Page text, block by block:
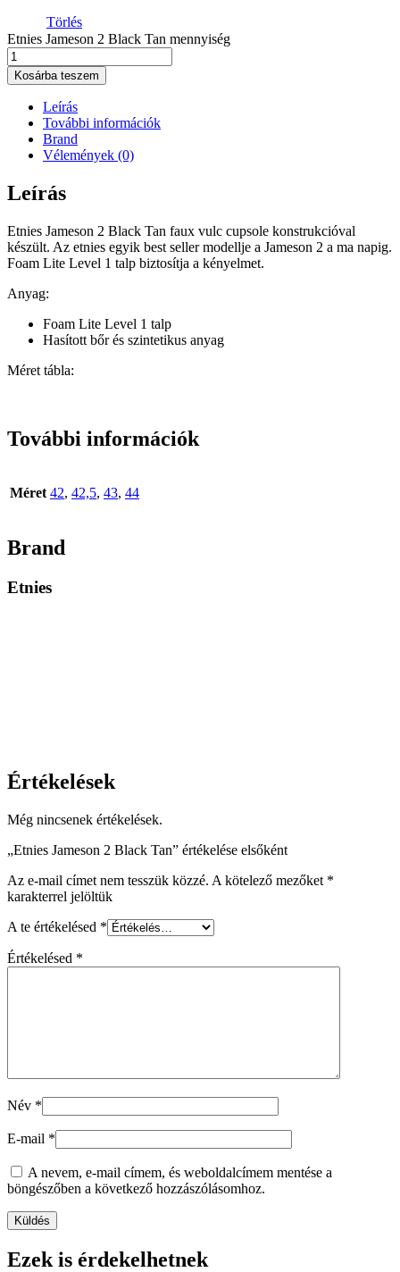
Törlés
Etnies Jameson 2 Black Tan mennyiség
Kosárba teszem
Leírás
További információk
Brand
Vélemények (0)
Leírás
Etnies Jameson 2 Black Tan faux vulc cupsole konstrukcióval
készült. Az etnies egyik best seller modellje a Jameson 2 a ma napig.
Foam Lite Level 1 talp biztosítja a kényelmet.
Anyag:
Foam Lite Level 1 talp
Hasított bőr és szintetikus anyag
Méret tábla:
További információk
Méret 42, 42,5, 43, 44
Brand
Etnies
Értékelések
Még nincsenek értékelések.
„Etnies Jameson 2 Black Tan” értékelése elsőként
Az e-mail címet nem tesszük közzé. A kötelező mezőket *
karakterrel jelöltük
A te értékelésed *
Értékelésed *
Név *
E-mail *
A nevem, e-mail címem, és weboldalcímem mentése a
böngészőben a következő hozzászólásomhoz.
Ezek is érdekelhetnek